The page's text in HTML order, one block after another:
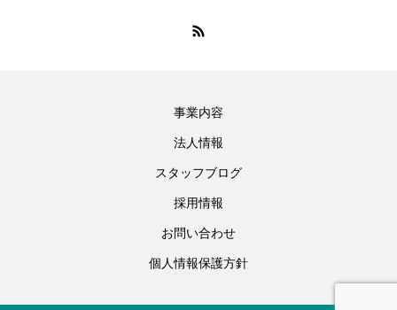
事業内容
法人情報
スタッフブログ
採用情報
お問い合わせ
個人情報保護方針